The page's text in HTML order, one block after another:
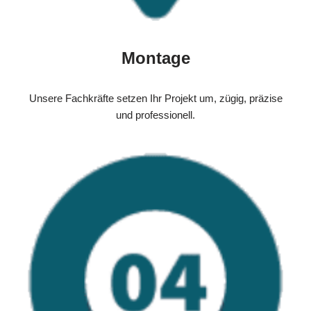
Montage
Unsere Fachkräfte setzen Ihr Projekt um, zügig, präzise
und professionell.